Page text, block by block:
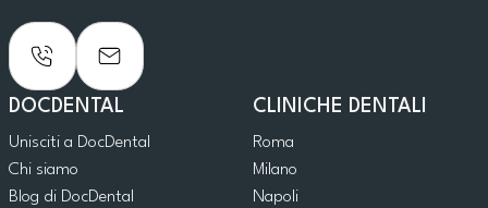
DOCDENTAL
Unisciti a DocDental
Chi siamo
Blog di DocDental
CLINICHE DENTALI
Roma
Milano
Napoli